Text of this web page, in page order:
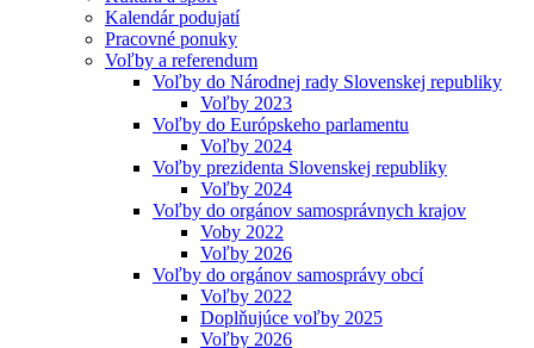
Kalendár podujatí
Pracovné ponuky
Voľby a referendum
Voľby do Národnej rady Slovenskej republiky
Voľby 2023
Voľby do Európskeho parlamentu
Voľby 2024
Voľby prezidenta Slovenskej republiky
Voľby 2024
Voľby do orgánov samosprávnych krajov
Voby 2022
Voľby 2026
Voľby do orgánov samosprávy obcí
Voľby 2022
Doplňujúce voľby 2025
Voľby 2026